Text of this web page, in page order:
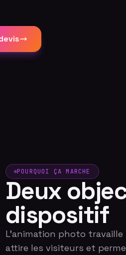
POURQUOI ÇA MARCHE
Deux
dispositif
L'animation photo
attire les visiteurs et